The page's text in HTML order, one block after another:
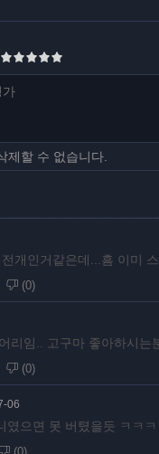
제할 수 없습니다.
개인거같은데...흠 이미
(0)
리임.. 고구마 좋아하시는
(0)
06
였으면 못 버텼을듯 ㅋㅋ